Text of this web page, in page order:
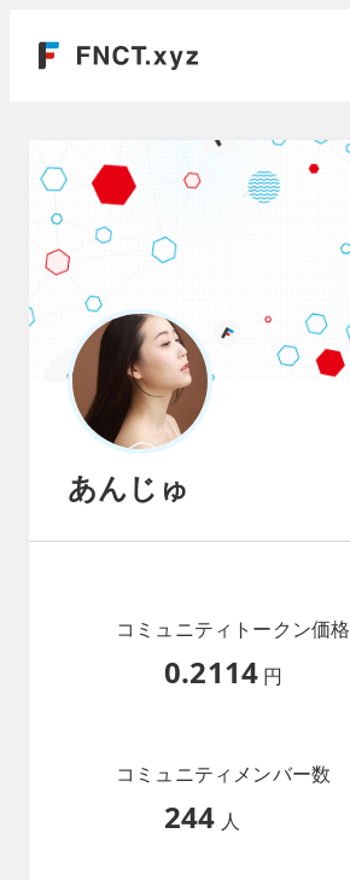
あんじゅ
コミュニティトークン価格
0.2114 円
コミュニティメンバー数
244 人